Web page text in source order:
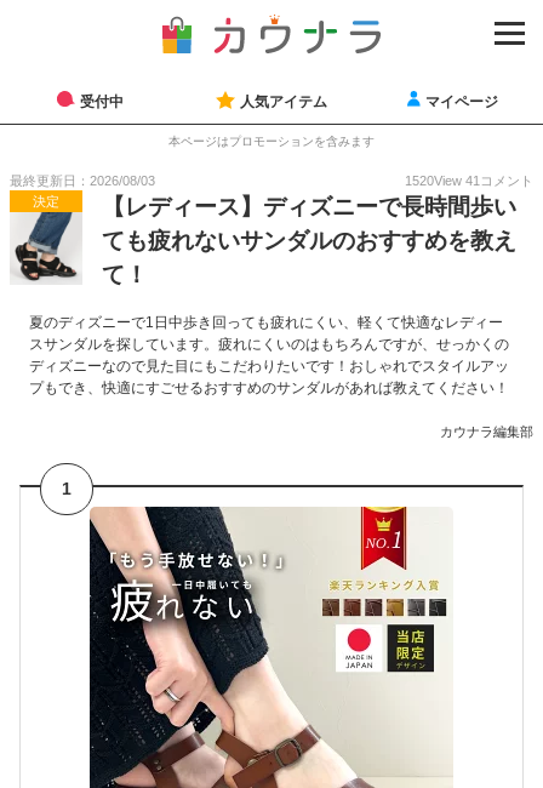
受付中 人気アイテム マイページ
本ページはプロモーションを含みます
最終更新日：2026/08/03 1520View 41 コメント
決定
【レディース】ディズニーで長時間歩い
ても疲れないサンダルのおすすめを教え
て！
夏のディズニーで1日中歩き回っても疲れにくい、軽くて快適なレディー
スサンダルを探しています。疲れにくいのはもちろんですが、せっかくの
ディズニーなので見た目にもこだわりたいです！おしゃれでスタイルアッ
プもでき、快適にすごせるおすすめのサンダルがあれば教えてください！
カウナラ編集部
1